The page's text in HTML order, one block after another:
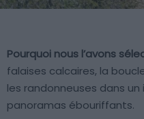
Pourquoi nous l’avons
falaises calcaires, la
les randonneuses dans
panoramas ébouriffants.